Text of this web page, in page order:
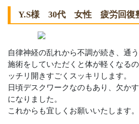
Y.S様 30代 女性 疲労回復
自律神経の乱れから不調が続き、通
施術をしていただくと体が軽くなる
ッチリ開きすごくスッキリします。
日頃デスクワークなのもあり、欠か
になりました。
これからも宜しくお願いいたします。